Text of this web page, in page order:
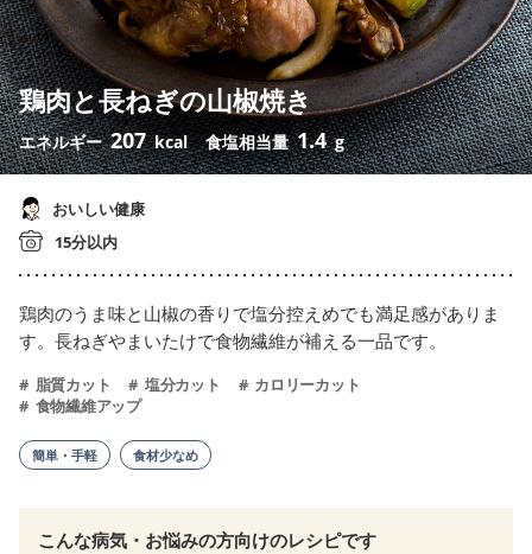
鶏肉と長ねぎの山椒焼き
エネルギー207 kcal 食塩相当量1.4 g
おいしい健康
15分以内
鶏肉のうま味と山椒の香りで塩分控えめでも満足感がありま
す。長ねぎやまいたけで食物繊維が補える一品です。
脂質カット 塩分カット
カロリーカット
食物繊維アップ
簡単・手軽 食材少なめ
こんな病気・お悩みの方向けのレシピです